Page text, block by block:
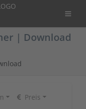
| Download
Preis